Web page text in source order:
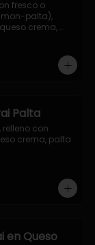
fresco o
palta),
crema,
Palta
relleno con
crema, palta.
en Queso